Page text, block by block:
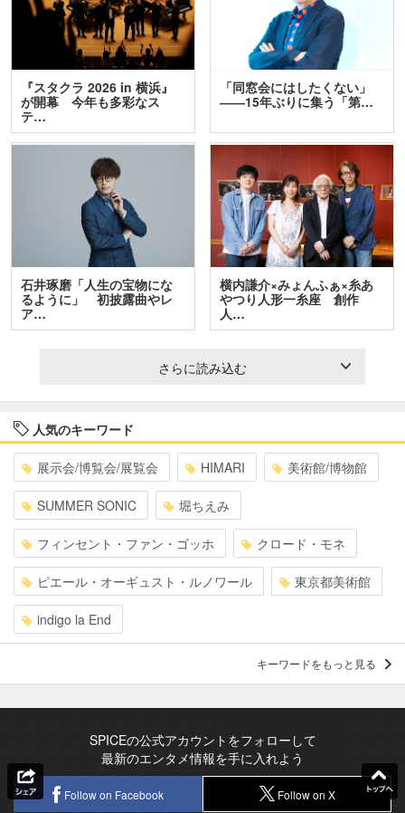
『スタクラ 2026 in 横浜』
が開幕 今年も多彩なス
テ…
「同窓会にはしたくない」
――15年ぶりに集う「第…
石井琢磨「人生の宝物にな
るように」 初披露曲やレ
ア…
横内謙介×みょんふぁ×糸あ
やつり人形一糸座 創作
人…
さらに読み込む
人気のキーワード
展示会/博覧会/展覧会 HIMARI 美術館/博物館
SUMMER SONIC 堀ちえみ
フィンセント・ファン・ゴッホ クロード・モネ
ピエール・オーギュスト・ルノワール 東京都美術館
indigo la End
キーワードをもっと見る
SPICEの公式アカウントをフォローして
最新のエンタメ情報を手に入れよう
Follow on Facebook Follow on X